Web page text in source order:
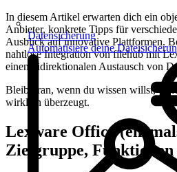
Datensicherung
Automatisiere deine
In diesem Artikel erwarten dich ein
Anbieter, konkrete Tipps für
Ausblick auf innovative Plattformen.
nahtlose Integration von filehub mit
einen bidirektionalen Austausch von
Bleib dran, wenn du wissen willst,
wirklich überzeugt.
Lexware Office
Zielgruppe, Funktionen